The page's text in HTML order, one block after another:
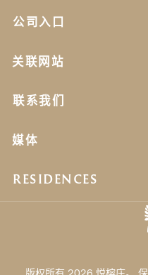
公司入口
关联网站
联系我们
媒体
RESIDENCES
版权所有 2026 悦榕庄。